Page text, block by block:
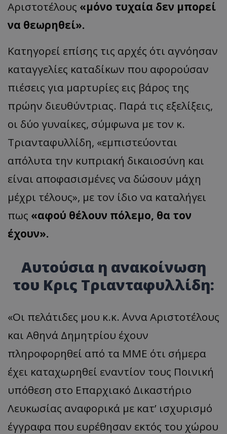
Αριστοτέλους «μόνο τυχαία δεν μπορεί
να θεωρηθεί».
Κατηγορεί επίσης τις αρχές ότι αγνόησαν
καταγγελίες καταδίκων που αφορούσαν
πιέσεις για μαρτυρίες εις βάρος της
πρώην διευθύντριας. Παρά τις εξελίξεις,
οι δύο γυναίκες, σύμφωνα με τον κ.
Τριανταφυλλίδη, «εμπιστεύονται
απόλυτα την κυπριακή δικαιοσύνη και
είναι αποφασισμένες να δώσουν μάχη
μέχρι τέλους», με τον ίδιο να καταλήγει
πως «αφού θέλουν πόλεμο, θα τον
έχουν».
Αυτούσια η ανακοίνωση
του Κρις Τριανταφυλλίδη:
«Οι πελάτιδες μου κ.κ. ΄Αννα Αριστοτέλους
και Αθηνά Δημητρίου έχουν
πληροφορηθεί από τα ΜΜΕ ότι σήμερα
έχει καταχωρηθεί εναντίον τους Ποινική
υπόθεση στο Επαρχιακό Δικαστήριο
Λευκωσίας αναφορικά με κατ’ ισχυρισμό
έγγραφα που ευρέθησαν εκτός του χώρου